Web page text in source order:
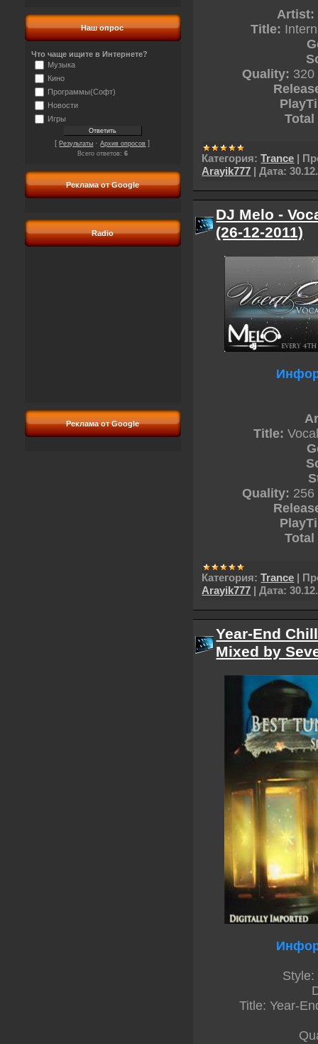
Наш опрос
Что чаще ищите в Интернете?
Музыка
Кино
Программы(Софт)
Новости
Игры
[Результаты ·Архив опросов ]
Всего ответов: 6
Реклама от Google
Radio
Реклама от Google
Artist:
Title:
Quality: 320
Total
Категория: Trance |
Arayik777 |Дата:
DJ Melo -
(26-12-2011)
Title:
Quality: 256
Total
Категория: Trance |
Arayik777 |Дата:
Year-End
Mixed by
Style:
Title: Year-